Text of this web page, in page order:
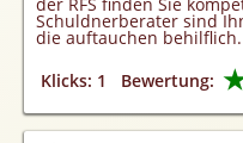
der RFS finden Sie
Schuldnerberater sind
die auftauchen behilflich.
Klicks: 1
Bewertung: